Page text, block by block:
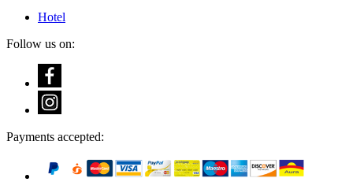
Hotel
Follow us on:
Payments accepted: